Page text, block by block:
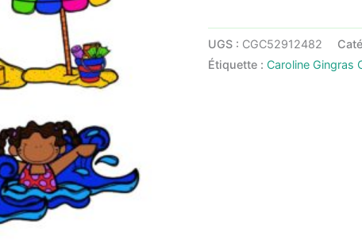
fin
d'année
-
UGS : CGC52912482
Étiquette : Caroline Gingras